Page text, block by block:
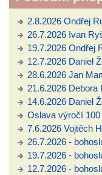
2.8.2026 Ondřej
26.7.2026 Ivan
19.7.2026 Ondřej
12.7.2026 Daniel
28.6.2026 Jan
21.6.2026 Debora
14.6.2026 Daniel
Oslava výročí
7.6.2026 Vojtěch
26.7.2026 -
19.7.2026 -
12.7.2026 -